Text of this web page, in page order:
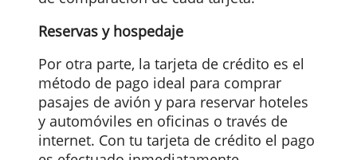
Si usas tu tarjeta de crédito con
una tarjeta con bajas comisiones y tasas
de cambio. Los recargos más comunes
son especificados en todos los análisis
de comparación de cada tarjeta.